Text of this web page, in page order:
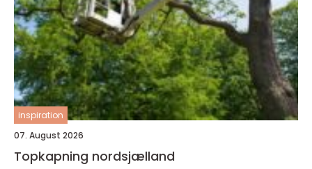
inspiration
07. August 2026
Topkapning nordsjælland